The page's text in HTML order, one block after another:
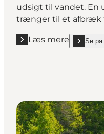
udsigt til vandet. En
trænger til et afbræk
Læs mere
Læs mere Se